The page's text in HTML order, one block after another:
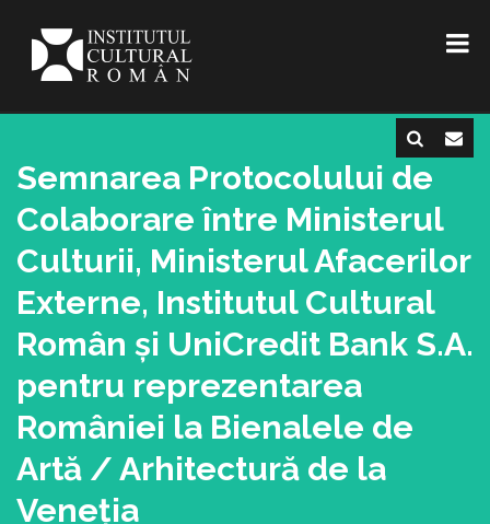
Semnarea Protocolului de
Colaborare între Ministerul
Culturii, Ministerul Afacerilor
Externe, Institutul Cultural
Român și UniCredit Bank S.A.
pentru reprezentarea
României la Bienalele de
Artă / Arhitectură de la
Veneția